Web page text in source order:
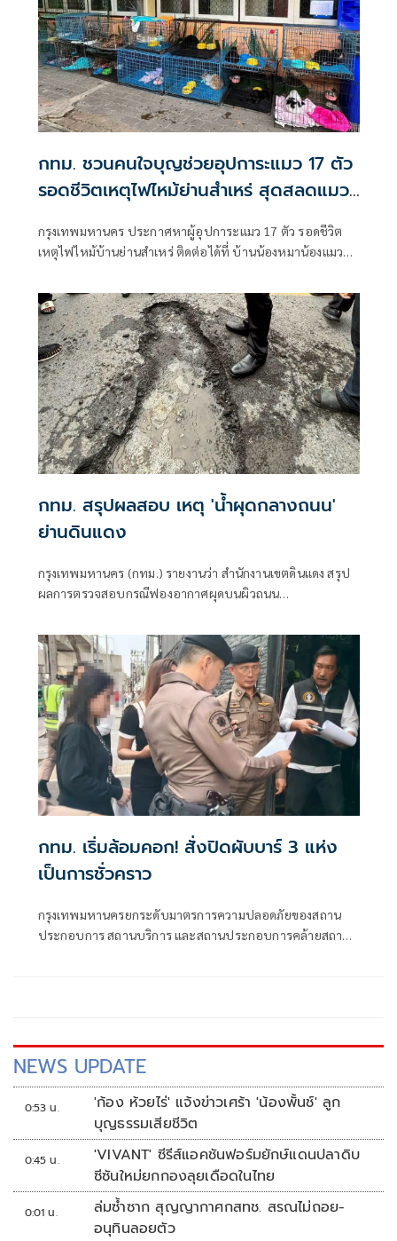
กทม. ชวนคนใจบุญช่วยอุปการะแมว 17 ตัว
รอดชีวิตเหตุไฟไหม้ย่านสำเหร่ สุดสลดแมว
กรุงเทพมหานคร ประกาศหาผู้อุปการะแมว 17 ตัว รอดชีวิต
เหตุไฟไหม้บ้านย่านสำเหร่ ติดต่อได้ที่ บ้านน้องหมาน้องแมว
กทม. สรุปผลสอบ เหตุ 'น้ำผุดกลางถนน'
ย่านดินแดง
กรุงเทพมหานคร (กทม.) รายงานว่า สำนักงานเขตดินแดง สรุป
ผลการตรวจสอบกรณีฟองอากาศผุดบนผิวถนน
กทม. เริ่มล้อมคอก! สั่งปิดผับบาร์ 3 แห่ง
เป็นการชั่วคราว
กรุงเทพมหานครยกระดับมาตรการความปลอดภัยของสถาน
ประกอบการ สถานบริการ และสถานประกอบการคล้ายสถาน
NEWS UPDATE
0:53 น.
'ก้อง ห้วยไร่' แจ้งข่าวเศร้า 'น้องพั้นช์' ลูก
บุญธรรมเสียชีวิต
0:45 น.
'VIVANT' ซีรีส์แอคชันฟอร์มยักษ์แดนปลาดิบ
ซีซันใหม่ยกกองลุยเดือดในไทย
0:01 น.
ล่มซ้ำซาก สุญญากาศกสทช. สรณไม่ถอย-
อนุทินลอยตัว